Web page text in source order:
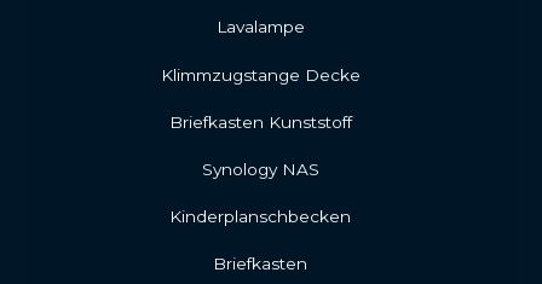
Lavalampe
Klimmzugstange Decke
Briefkasten Kunststoff
Synology NAS
Kinderplanschbecken
Briefkasten